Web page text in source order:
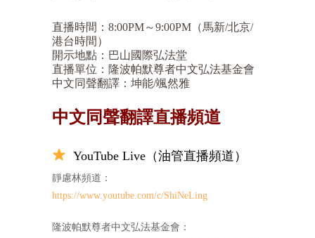
直播時間：8:00PM～9:00PM（馬新/北京/
港台時間）
開示地點：巴山國際弘法堂
直播單位：隆波帕默尊者中文弘法基金會
中文同聲翻譯：坤能/颯然雅
中文同聲翻譯直播頻道
YouTube Live（油管直播頻道）
靜慮林頻道：
https://www.youtube.com/c/ShiNeLing
隆波帕默尊者中文弘法基金會：